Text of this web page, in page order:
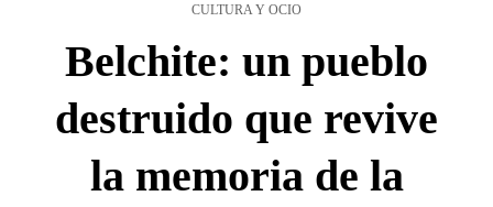
CULTURA Y OCIO
Belchite: un pueblo
destruido que revive
la memoria de la